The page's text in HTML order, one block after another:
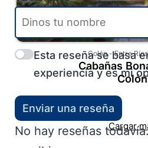
Colón-Entre Ríos
Cabañas
Colón
Cargar
Esta reseña se basa
experiencia y es mi
Enviar una reseña
No hay reseñas